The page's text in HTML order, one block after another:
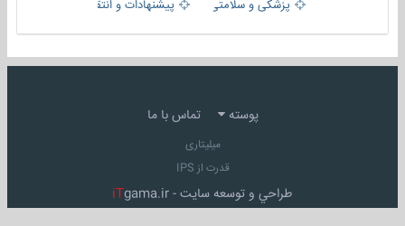
پزشکی و سلامتی
پیشنهادات و انتقادات
پوسته تماس با ما
میلیتاری
قدرت از IPS
طراحي و توسعه سايت - iTgama.ir